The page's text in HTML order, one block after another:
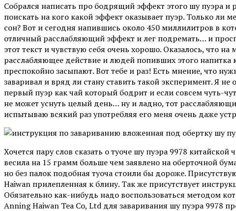
Собрался написать про бодрящий эффект этого шу пуэра и
поискать на кого какой эффект оказывает пуэр. Только ли
сон? Вот и сегодня напившись около 450 миллилитров в
отличный расслабляющий эффект и лег подремать… и
этот текст и чувствую себя очень хорошо. Оказалось, что
расслабляющее действие и людей попивших этого
преспокойно засыпают. Вот тебе и раз! Есть мнение, что
заваривал и вряд ли стану ставить такой эксперимент. Я
первый пуэр как чай который бодрит и если совсем чуть-
не может уснуть целый день… ну и ладно, тот
испытываю всякий раз употребляя его меня очень даже
Хочется пару слов сказать о туоче шу пуэра 9978
весила на 15 грамм больше чем заявлено на оберточной
но без палок подобная туоча стоили бы дороже.
Haiwan прилепленная к блину. Так же присутствует
Обязательно как-нибудь надо воспользоваться методом
Anning Haiwan Tea Co, Ltd для заваривания шу пуэра 9978